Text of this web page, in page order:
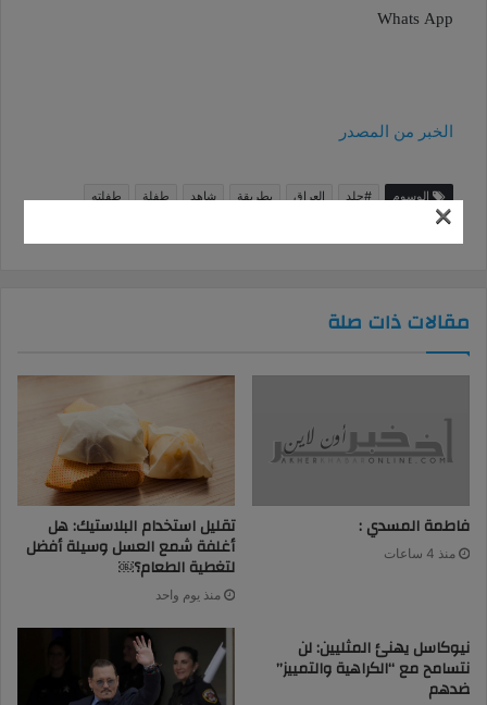
Whats App
الخبر من المصدر
الوسوم #جلد العراق بطريقة شاهد طفلة
طفلته
فيديو
مقالات ذات صلة
فاطمة المسدي :
منذ 4 ساعات
تقليل استخدام البلاستيك: هل
أغلفة شمع العسل وسيلة أفضل
لتغطية الطعام؟￼
منذ يوم واحد
نيوكاسل يهنئ المثليين: لن
نتسامح مع “الكراهية والتمييز”
ضدهم
×